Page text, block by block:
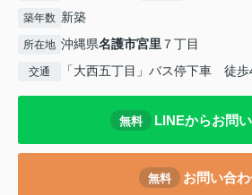
築年数 新築
所在地 沖縄県名護市宮里 ７丁目
交通 「大西五丁目」バス停下車 徒歩
無料 LINEからお問
無料 お問い合